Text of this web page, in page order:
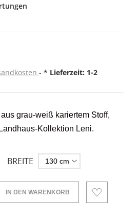
* Lieferzeit: 1-2
grau-weiß kariertem Stoff,
Kollektion Leni.
BREITE
IN DEN WARENKORB